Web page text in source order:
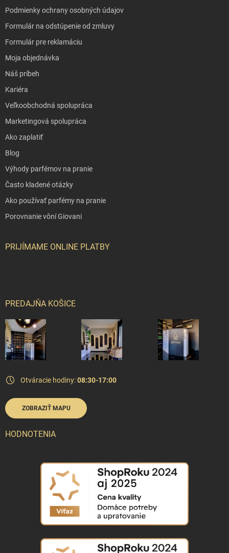
Podmienky ochrany osobných údajov
Formulár na odstúpenie od zmluvy
Formulár pre reklamáciu
Moja objednávka
Náš príbeh
Kariéra
Veľkoobchodná spolupráca
Marketingová spolupráca
Ako zaplatiť
Blog
Výhody parfémov na pranie
Často kladené otázky
Ako používať parfémy na pranie
Porovnanie vôní Giovani
PRIJÍMAME ONLINE PLATBY
PREDAJŇA KOŠICE
Otváracie hodiny:08:30-17:00
ZOBRAZIŤ MAPU
HODNOTENIA